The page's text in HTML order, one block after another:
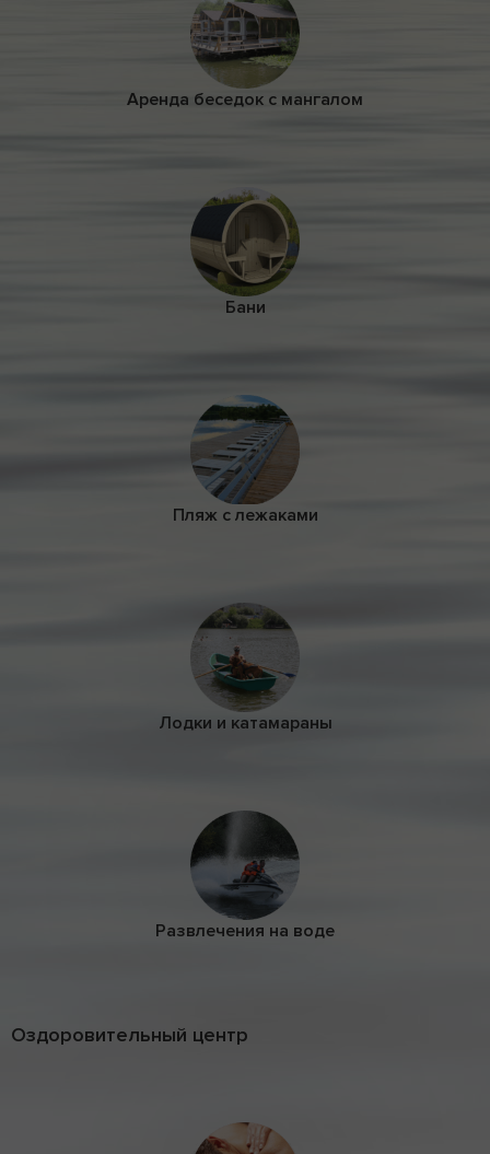
Аренда беседок с мангалом
Бани
Пляж с лежаками
Лодки и катамараны
Развлечения на воде
Оздоровительный центр